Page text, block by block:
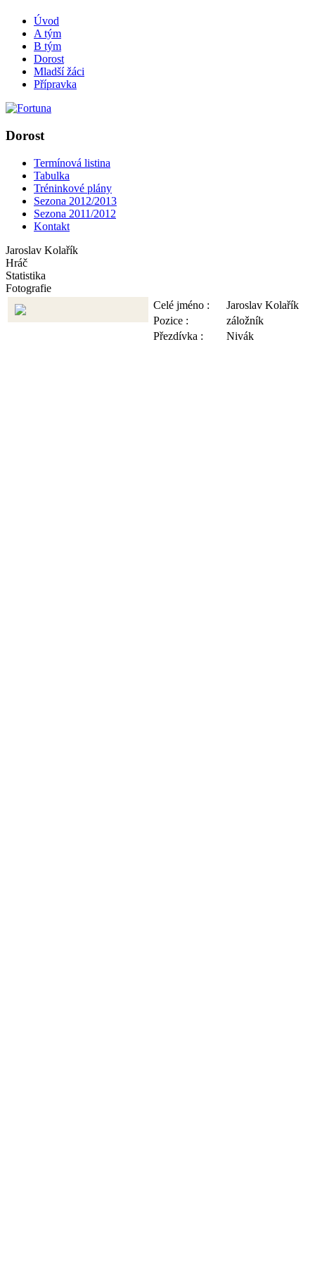
Úvod
A tým
B tým
Dorost
Mladší žáci
Přípravka
Dorost
Termínová listina
Tabulka
Tréninkové plány
Sezona 2012/2013
Sezona 2011/2012
Kontakt
Jaroslav Kolařík
Hráč
Statistika
Fotografie
Celé jméno :
Jaroslav Kolařík
Pozice :
záložník
Přezdívka :
Nivák